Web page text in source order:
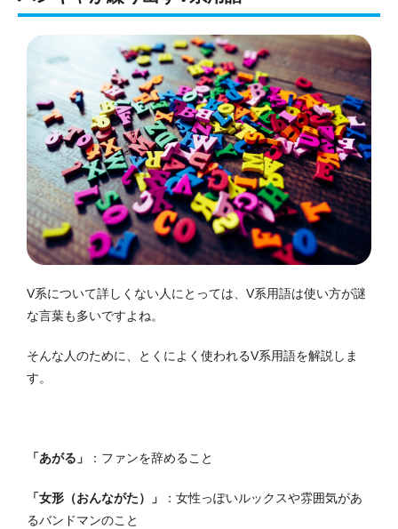
V系について詳しくない人にとっては、V系用語は使い方が謎
な言葉も多いですよね。
そんな人のために、とくによく使われるV系用語を解説しま
す。
「あがる」 ：ファンを辞めること
「女形（おんながた）」
：女性っぽいルックスや雰囲気があ
るバンドマンのこと